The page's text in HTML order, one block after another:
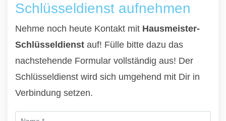
Schlüsseldienst aufnehmen
Nehme noch heute Kontakt mit Hausmeister-
Schlüsseldienst auf! Fülle bitte dazu das
nachstehende Formular vollständig aus! Der
Schlüsseldienst wird sich umgehend mit Dir in
Verbindung setzen.